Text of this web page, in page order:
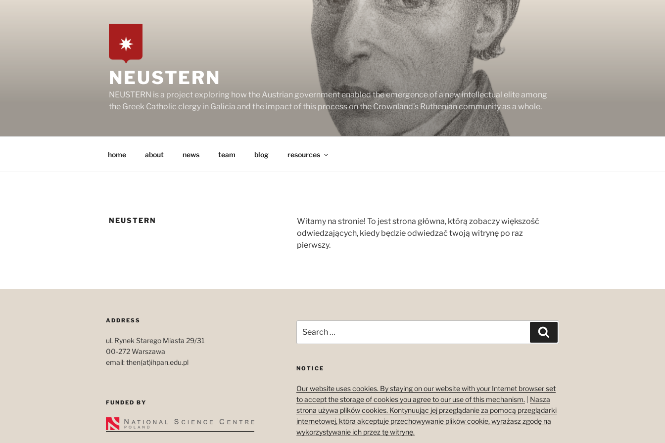
NEUSTERN
NEUSTERN is a project exploring how the Austrian government enabled the emergence of a new intellectual elite among
the Greek Catholic clergy in Galicia and the impact of this process on the Crownland’s Ruthenian community as a whole.
home about news team blog resources
NEUSTERN
Witamy na stronie! To jest strona główna, którą zobaczy większość
odwiedzających, kiedy będzie odwiedzać twoją witrynę po raz
pierwszy.
ADDRESS
ul. Rynek Starego Miasta 29/31
00-272 Warszawa
email: then(at)ihpan.edu.pl
FUNDED BY
for:
NOTICE
Our website uses cookies. By staying on our website with your Internet browser set
to accept the storage of cookies you agree to our use of this mechanism.
Nasza
strona używa plików cookies. Kontynuując jej przeglądanie za pomocą przeglądarki
internetowej, która akceptuje przechowywanie plików cookie, wyrażasz zgodę na
wykorzystywanie ich przez tę witrynę.